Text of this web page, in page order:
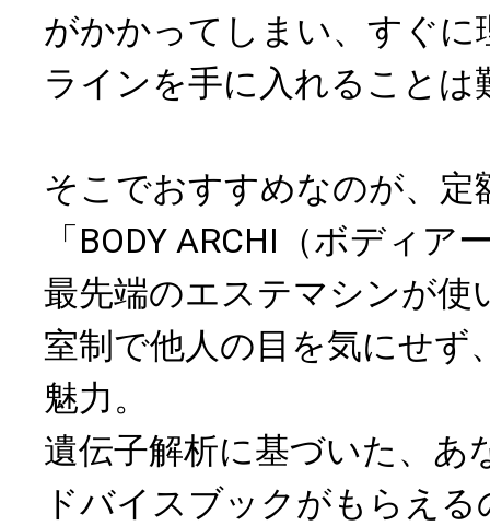
がかかってしまい、すぐに
ラインを手に入れることは
そこでおすすめなのが、定
「BODY ARCHI（ボディア
最先端のエステマシンが使
室制で他人の目を気にせず
魅力。
遺伝子解析に基づいた、あ
ドバイスブックがもらえ